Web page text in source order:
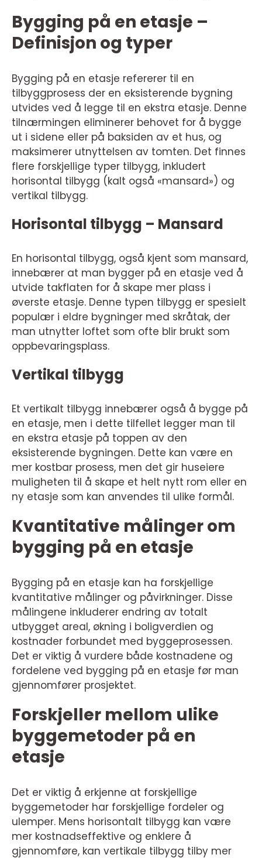
Bygging på en etasje –
Definisjon og typer
Bygging på en etasje refererer til en
tilbyggprosess der en eksisterende bygning
utvides ved å legge til en ekstra etasje. Denne
tilnærmingen eliminerer behovet for å bygge
ut i sidene eller på baksiden av et hus, og
maksimerer utnyttelsen av tomten. Det finnes
flere forskjellige typer tilbygg, inkludert
horisontal tilbygg (kalt også «mansard») og
vertikal tilbygg.
Horisontal tilbygg – Mansard
En horisontal tilbygg, også kjent som mansard,
innebærer at man bygger på en etasje ved å
utvide takflaten for å skape mer plass i
øverste etasje. Denne typen tilbygg er spesielt
populær i eldre bygninger med skråtak, der
man utnytter loftet som ofte blir brukt som
oppbevaringsplass.
Vertikal tilbygg
Et vertikalt tilbygg innebærer også å bygge på
en etasje, men i dette tilfellet legger man til
en ekstra etasje på toppen av den
eksisterende bygningen. Dette kan være en
mer kostbar prosess, men det gir huseiere
muligheten til å skape et helt nytt rom eller en
ny etasje som kan anvendes til ulike formål.
Kvantitative målinger om
bygging på en etasje
Bygging på en etasje kan ha forskjellige
kvantitative målinger og påvirkninger. Disse
målingene inkluderer endring av totalt
utbygget areal, økning i boligverdien og
kostnader forbundet med byggeprosessen.
Det er viktig å vurdere både kostnadene og
fordelene ved bygging på en etasje før man
gjennomfører prosjektet.
Forskjeller mellom ulike
byggemetoder på en
etasje
Det er viktig å erkjenne at forskjellige
byggemetoder har forskjellige fordeler og
ulemper. Mens horisontalt tilbygg kan være
mer kostnadseffektive og enklere å
gjennomføre, kan vertikale tilbygg tilby mer